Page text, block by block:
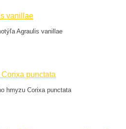
Agraulis vanillae
hmyzu Corixa punctata